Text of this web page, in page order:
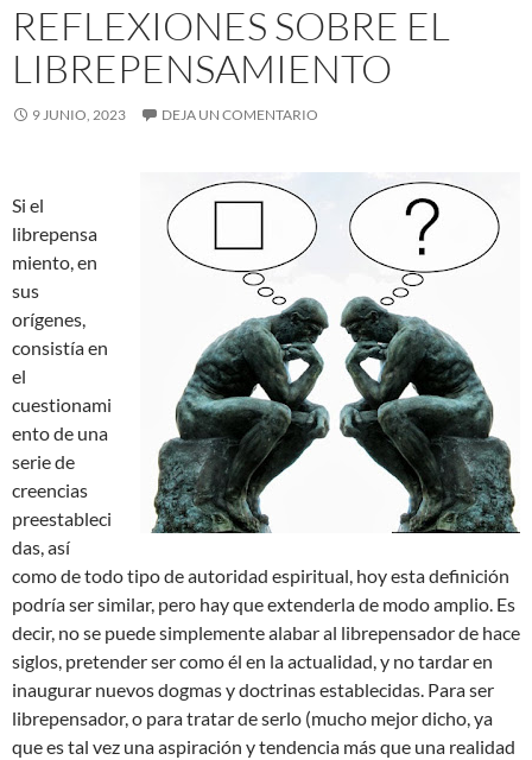
REFLEXIONES SOBRE EL
LIBREPENSAMIENTO
9 JUNIO, 2023 DEJA UN COMENTARIO
Si el
librepensa
miento, en
sus
orígenes,
consistía en
el
cuestionami
ento de una
serie de
creencias
preestableci
das, así
como de todo tipo de autoridad espiritual, hoy esta definición
podría ser similar, pero hay que extenderla de modo amplio. Es
decir, no se puede simplemente alabar al librepensador de hace
siglos, pretender ser como él en la actualidad, y no tardar en
inaugurar nuevos dogmas y doctrinas establecidas. Para ser
librepensador, o para tratar de serlo (mucho mejor dicho, ya
que es tal vez una aspiración y tendencia más que una realidad